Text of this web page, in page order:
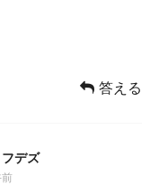
答える
デズ